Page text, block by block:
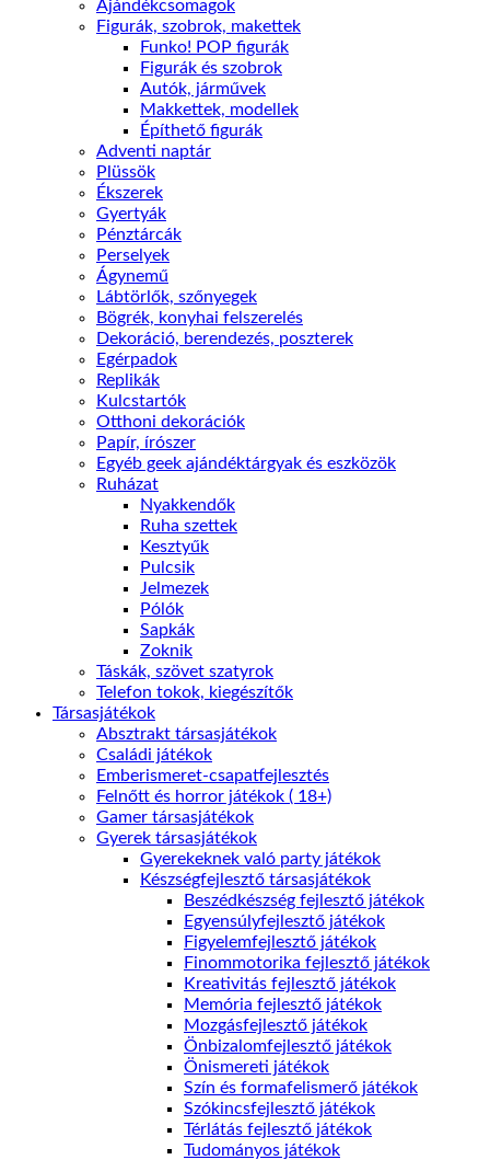
Ajándékcsomagok
Figurák, szobrok, makettek
Funko! POP figurák
Figurák és szobrok
Autók, járművek
Makkettek, modellek
Építhető figurák
Adventi naptár
Plüssök
Ékszerek
Gyertyák
Pénztárcák
Perselyek
Ágynemű
Lábtörlők, szőnyegek
Bögrék, konyhai felszerelés
Dekoráció, berendezés, poszterek
Egérpadok
Replikák
Kulcstartók
Otthoni dekorációk
Papír, írószer
Egyéb geek ajándéktárgyak és eszközök
Ruházat
Nyakkendők
Ruha szettek
Kesztyűk
Pulcsik
Jelmezek
Pólók
Sapkák
Zoknik
Táskák, szövet szatyrok
Telefon tokok, kiegészítők
Társasjátékok
Absztrakt társasjátékok
Családi játékok
Emberismeret-csapatfejlesztés
Felnőtt és horror játékok ( 18+)
Gamer társasjátékok
Gyerek társasjátékok
Gyerekeknek való party játékok
Készségfejlesztő társasjátékok
Beszédkészség fejlesztő játékok
Egyensúlyfejlesztő játékok
Figyelemfejlesztő játékok
Finommotorika fejlesztő játékok
Kreativitás fejlesztő játékok
Memória fejlesztő játékok
Mozgásfejlesztő játékok
Önbizalomfejlesztő játékok
Önismereti játékok
Szín és formafelismerő játékok
Szókincsfejlesztő játékok
Térlátás fejlesztő játékok
Tudományos játékok